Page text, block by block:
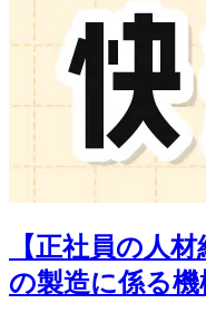
【正社員の人
の製造に係る